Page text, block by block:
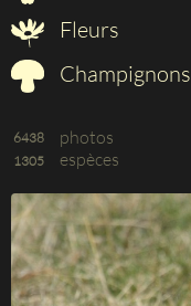
Fleurs
Champignons
6438 photos
1305 espèces